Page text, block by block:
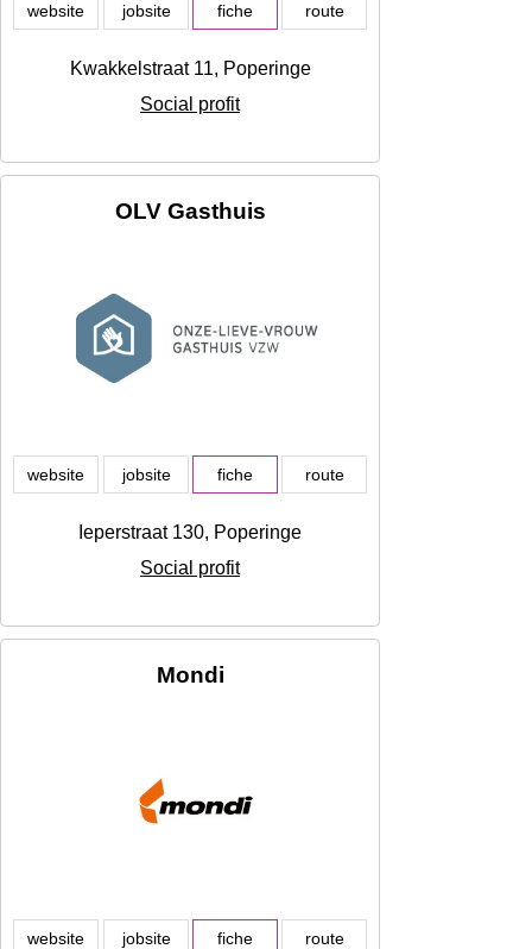
website jobsite fiche route
Kwakkelstraat 11, Poperinge
Social profit
OLV Gasthuis
website jobsite fiche route
Ieperstraat 130, Poperinge
Social profit
Mondi
website jobsite fiche route